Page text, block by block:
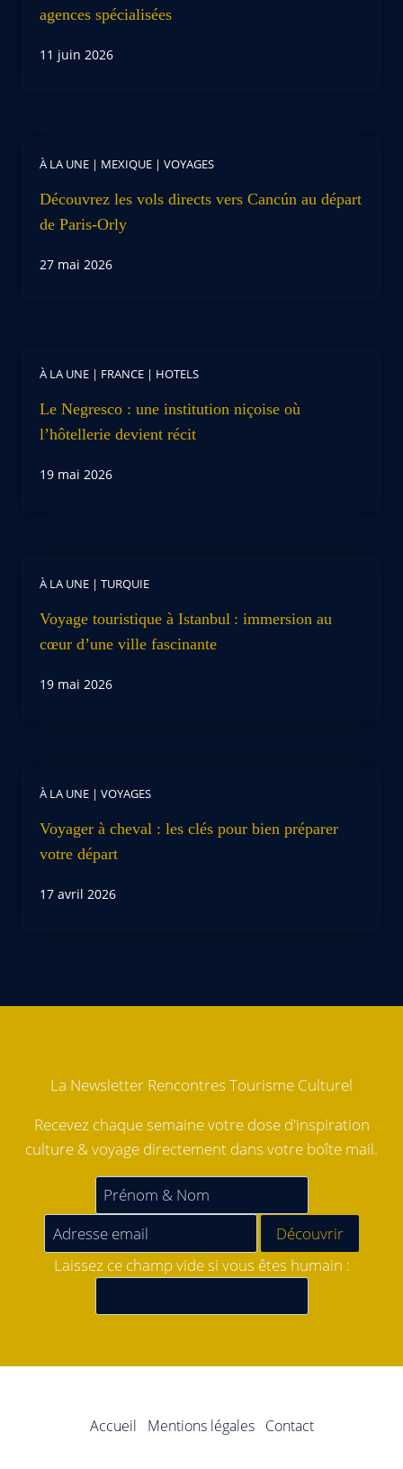
agences spécialisées
11 juin 2026
À LA UNE | MEXIQUE | VOYAGES
Découvrez les vols directs vers Cancún au départ
de Paris-Orly
27 mai 2026
À LA UNE | FRANCE | HOTELS
Le Negresco : une institution niçoise où
l’hôtellerie devient récit
19 mai 2026
À LA UNE | TURQUIE
Voyage touristique à Istanbul : immersion au
cœur d’une ville fascinante
19 mai 2026
À LA UNE | VOYAGES
Voyager à cheval : les clés pour bien préparer
votre départ
17 avril 2026
La Newsletter Rencontres Tourisme Culturel
Recevez chaque semaine votre dose d'inspiration
culture & voyage directement dans votre boîte mail.
Laissez ce champ vide si vous êtes humain :
Accueil Mentions légales Contact